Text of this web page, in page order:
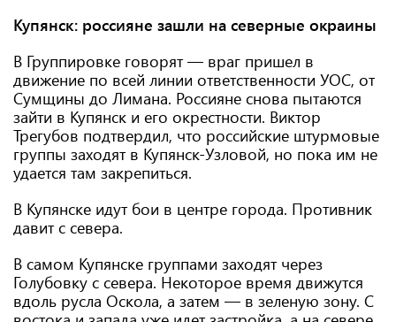
Купянск: россияне зашли на северные окраины
В Группировке говорят — враг пришел в
движение по всей линии ответственности УОС, от
Сумщины до Лимана. Россияне снова пытаются
зайти в Купянск и его окрестности. Виктор
Трегубов подтвердил, что российские штурмовые
группы заходят в Купянск-Узловой, но пока им не
удается там закрепиться.
В Купянске идут бои в центре города. Противник
давит с севера.
В самом Купянске группами заходят через
Голубовку с севера. Некоторое время движутся
вдоль русла Оскола, а затем — в зеленую зону. С